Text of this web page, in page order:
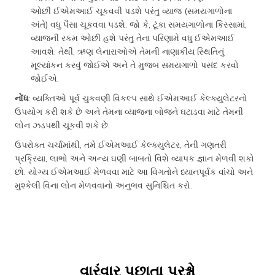
ઓછી ઈએમઆઈ ચૂકવવી પડશે પરંતુ વ્યાજ (સમયગાળોના
અંતે) વધુ પૈસા ચૂકવવા પડશે. જો કે, ટૂંકા સમયગાળોના કિસ્સામાં,
વ્યાજની રકમ ઓછી હશે પરંતુ તેના પરિણામે વધુ ઈએમઆઈ
આવશે. તેથી, ઋણ લેનારાઓએ તેમની નાણાકીય સ્થિતિનું
મૂલ્યાંકન કરવું જોઈએ અને તે મુજબ સમયગાળો પસંદ કરવો
જોઈએ.
નોંધ: વ્યક્તિઓ પૂર્વ ચુકવણી વિકલ્પ સાથે ઈએમઆઈ કેલ્ક્યુલેટરનો
ઉપયોગ કરી શકે છે અને તેમના વ્યાજના બોજને ઘટાડવા માટે તેમની
લોન ઝડપથી ચૂકવી શકે છે.
ઉપરોક્ત ચર્ચામાંથી, તમે ઈએમઆઈ કેલ્ક્યુલેટર, તેની ગણતરી
પ્રક્રિયા, લાભો અને અન્ય ઘણી બાબતો વિશે વ્યાપક જ્ઞાન મેળવી શકો
છો. યોગ્ય ઈએમઆઈ મેળવવા માટે આ વિગતોને ધ્યાનપૂર્વક વાંચો અને
મુશ્કેલી વિના લોન મેળવવાનો અનુભવ સુનિશ્ચિત કરો.
વારંવાર પૂછાતા પ્રશ્નો